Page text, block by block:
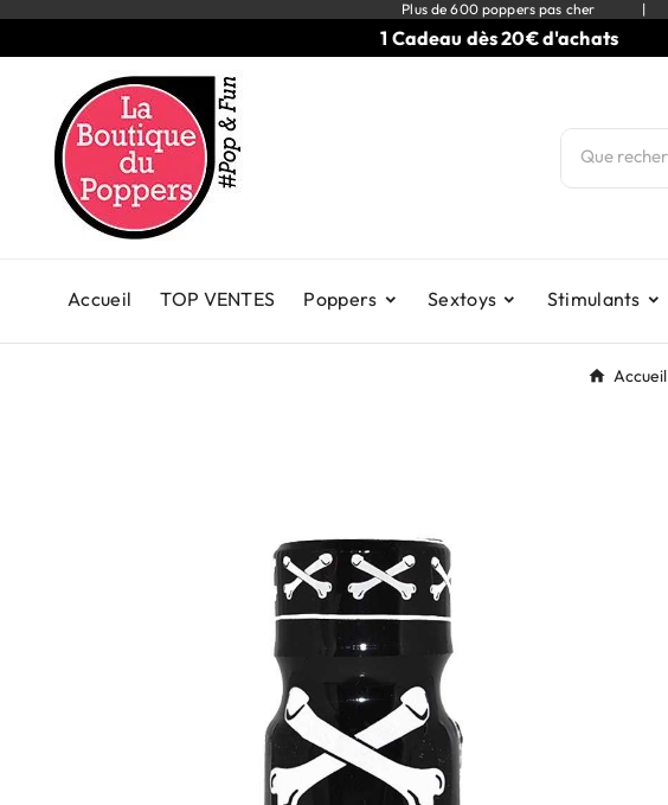
Plus de 600 poppers pas cher |
1 Cadeau dès 20€ d'achats
Accueil TOP VENTES Poppers Sextoys Stimulants
Accueil